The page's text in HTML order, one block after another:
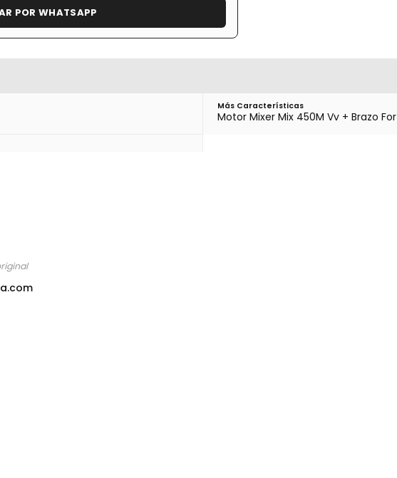
POR WHATSAPP
Más Características
Motor Mixer Mix 450M Vv + Brazo